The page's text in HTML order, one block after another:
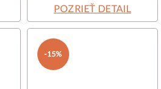
POZRIEŤ DETAIL
-15%